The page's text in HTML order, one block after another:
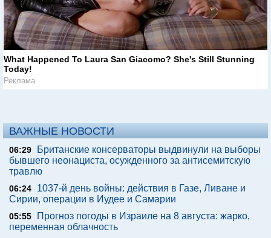
What Happened To Laura San Giacomo? She's Still Stunning
Today!
Реклама
ВАЖНЫЕ НОВОСТИ
06:29
Британские консерваторы выдвинули на выборы
бывшего неонациста, осужденного за антисемитскую
травлю
06:24
1037-й день войны: действия в Газе, Ливане и
Сирии, операции в Иудее и Самарии
05:55
Прогноз погоды в Израиле на 8 августа: жарко,
переменная облачность